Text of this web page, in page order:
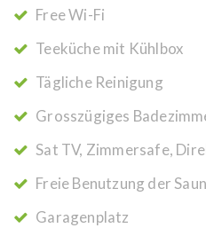
Free Wi-Fi
Teeküche mit Kühlbox
Tägliche Reinigung
Grosszügiges
Sat TV, Zimmersafe,
Freie Benutzung der
Garagenplatz